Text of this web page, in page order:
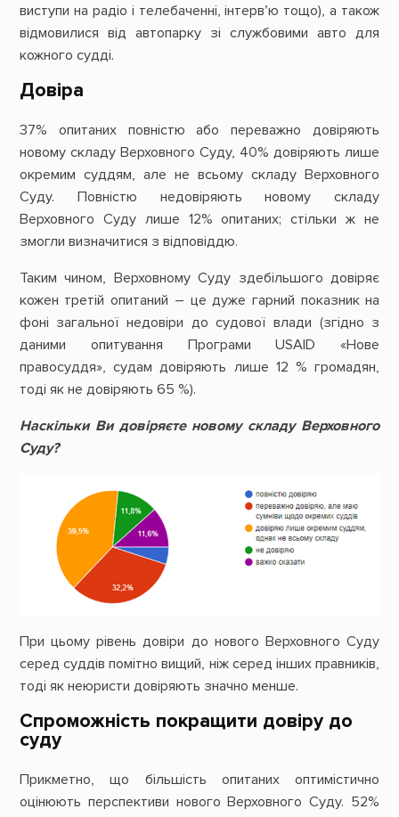
виступи на радіо і телебаченні, інтерв’ю тощо), а також
відмовилися від автопарку зі службовими авто для
кожного судді.
Довіра
37% опитаних повністю або переважно довіряють
новому складу Верховного Суду, 40% довіряють лише
окремим суддям, але не всьому складу Верховного
Суду. Повністю недовіряють новому складу
Верховного Суду лише 12% опитаних; стільки ж не
змогли визначитися з відповіддю.
Таким чином, Верховному Суду здебільшого довіряє
кожен третій опитаний – це дуже гарний показник на
фоні загальної недовіри до судової влади (згідно з
даними опитування Програми USAID «Нове
правосуддя», судам довіряють лише 12 % громадян,
тоді як не довіряють 65 %).
Наскільки Ви довіряєте новому складу Верховного
Суду?
При цьому рівень довіри до нового Верховного Суду
серед суддів помітно вищий, ніж серед інших правників,
тоді як неюристи довіряють значно менше.
Спроможність покращити довіру до
суду
Прикметно, що більшість опитаних оптимістично
оцінюють перспективи нового Верховного Суду. 52%